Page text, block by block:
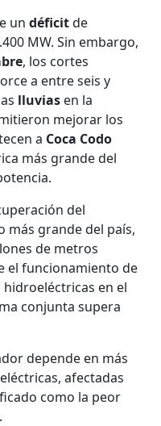
undéficitde
MW. Sin embargo,
, los cortes
a entre seis y
lluvias en la
mejorar los
a Coca Codo
más grande del
del
más grande del país,
de metros
el funcionamiento de
en el
conjunta supera
depende en más
afectadas
como la peor